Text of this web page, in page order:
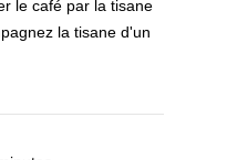
le café par la tisane
la tisane d'un